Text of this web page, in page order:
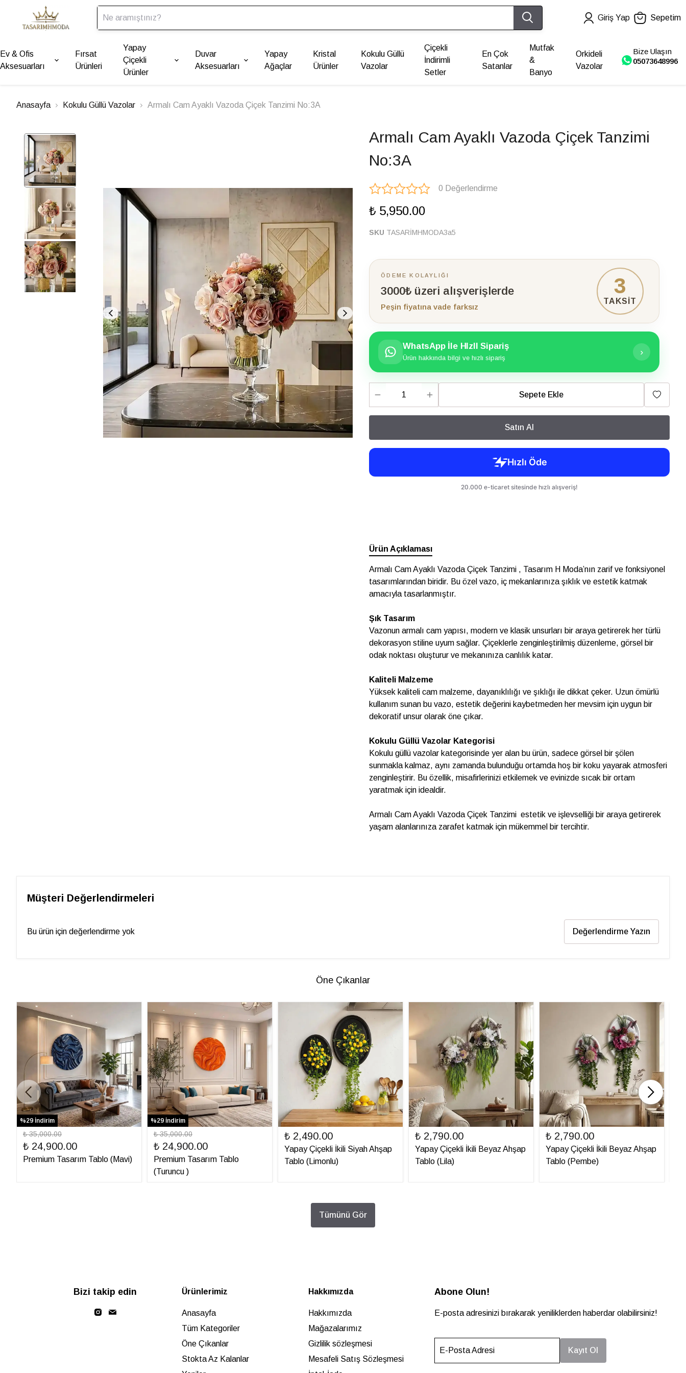
Giriş Yap Sepetim
Ev & Ofis
Aksesuarları
Fırsat
Ürünleri
Yapay
Çiçekli
Ürünler
Duvar
Aksesuarları
Yapay
Ağaçlar
Kristal
Ürünler
Kokulu Güllü
Vazolar
Çiçekli
İndirimli
Setler
En Çok
Satanlar
Mutfak
&
Banyo
Orkideli
Vazolar
Bize Ulaşın
05073648996
Anasayfa Kokulu Güllü Vazolar Armalı Cam Ayaklı Vazoda Çiçek Tanzimi No:3A
Armalı Cam Ayaklı Vazoda Çiçek Tanzimi
No:3A
0 Değerlendirme
₺ 5,950.00
SKU TASARİMHMODA3a5
ÖDEME KOLAYLIĞI
3000₺ üzeri alışverişlerde
Peşin fiyatına vade farksız
3
TAKSİT
WhatsApp İle HIzlI Sipariş
Ürün hakkında bilgi ve hızlı sipariş
›
Sepete Ekle
Satın Al
Ürün Açıklaması
Armalı Cam Ayaklı Vazoda Çiçek Tanzimi , Tasarım H Moda’nın zarif ve fonksiyonel
tasarımlarından biridir. Bu özel vazo, iç mekanlarınıza şıklık ve estetik katmak
amacıyla tasarlanmıştır.
Şık Tasarım
Vazonun armalı cam yapısı, modern ve klasik unsurları bir araya getirerek her türlü
dekorasyon stiline uyum sağlar. Çiçeklerle zenginleştirilmiş düzenleme, görsel bir
odak noktası oluşturur ve mekanınıza canlılık katar.
Kaliteli Malzeme
Yüksek kaliteli cam malzeme, dayanıklılığı ve şıklığı ile dikkat çeker. Uzun ömürlü
kullanım sunan bu vazo, estetik değerini kaybetmeden her mevsim için uygun bir
dekoratif unsur olarak öne çıkar.
Kokulu Güllü Vazolar Kategorisi
Kokulu güllü vazolar kategorisinde yer alan bu ürün, sadece görsel bir şölen
sunmakla kalmaz, aynı zamanda bulunduğu ortamda hoş bir koku yayarak atmosferi
zenginleştirir. Bu özellik, misafirlerinizi etkilemek ve evinizde sıcak bir ortam
yaratmak için idealdir.
Armalı Cam Ayaklı Vazoda Çiçek Tanzimi estetik ve işlevselliği bir araya getirerek
yaşam alanlarınıza zarafet katmak için mükemmel bir tercihtir.
Müşteri Değerlendirmeleri
Bu ürün için değerlendirme yok Değerlendirme Yazın
Öne Çıkanlar
%29 İndirim
₺ 35,000.00
₺ 24,900.00
Premium Tasarım Tablo (Mavi)
%29 İndirim
₺ 35,000.00
₺ 24,900.00
Premium Tasarım Tablo
(Turuncu )
₺ 2,490.00
Yapay Çiçekli İkili Siyah Ahşap
Tablo (Limonlu)
₺ 2,790.00
Yapay Çiçekli İkili Beyaz Ahşap
Tablo (Lila)
₺ 2,790.00
Yapay Çiçekli İkili Beyaz Ahşap
Tablo (Pembe)
Tümünü Gör
Bizi takip edin Ürünlerimiz
Anasayfa
Tüm Kategoriler
Öne Çıkanlar
Stokta Az Kalanlar
Hakkımızda
Hakkımızda
Mağazalarımız
Gizlilik sözleşmesi
Mesafeli Satış Sözleşmesi
Abone Olun!
E-posta adresinizi bırakarak yeniliklerden haberdar olabilirsiniz!
E-Posta Adresi Kayıt Ol